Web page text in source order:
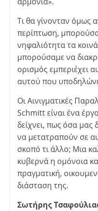
Τι θα γίνονταν όμως
περίπτωση,
νηφαλιότητα τα
μπορούσαμε να
ορισμός εμπεριέχει
αυτού που
Οι Αινιγματικές
Schmitt είναι ένα
δείχνει, πως όσα
να μετατραπούν σε
σκοπό τι άλλο; Μια
κυβερνά η ομόνοια
πραγματική,
διάσταση της.
Σωτήρης